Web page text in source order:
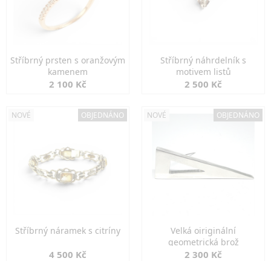
Stříbrný prsten s oranžovým
kamenem
2 100 Kč
Stříbrný náhrdelník s
motivem listů
2 500 Kč
NOVÉ OBJEDNÁNO
Stříbrný náramek s citríny
4 500 Kč
NOVÉ OBJEDNÁNO
Velká oiriginální
geometrická brož
2 300 Kč